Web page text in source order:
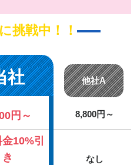
挑戦中！！
社 他社A
円～ 8,800円～
10%引
き
なし